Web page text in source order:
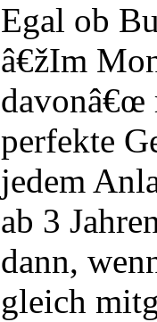
Egal ob
â€žIm
davonâ€œ
perfekte
jedem
ab 3
dann,
gleich